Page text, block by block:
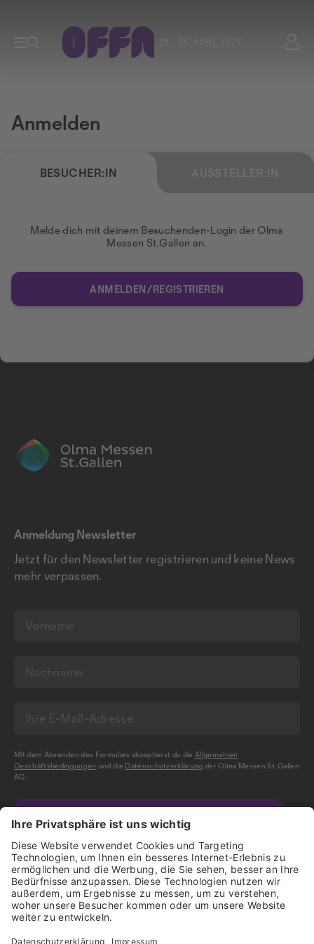
Anmelden
BESUCHER:IN
Melde dich mit deinem Besuchenden-Login der Olma
Messen St.Gallen an.
ANMELDEN/REGISTRIEREN
Anmeldung Newsletter
Jetzt für den Newsletter registrieren und keine News
mehr verpassen.
Mit dem Absenden des Formulars akzeptierst du dieAllgemeinen
Geschäftsbedingungen und die Datenschutzerklärung der Olma Messen St.Gallen
AG.